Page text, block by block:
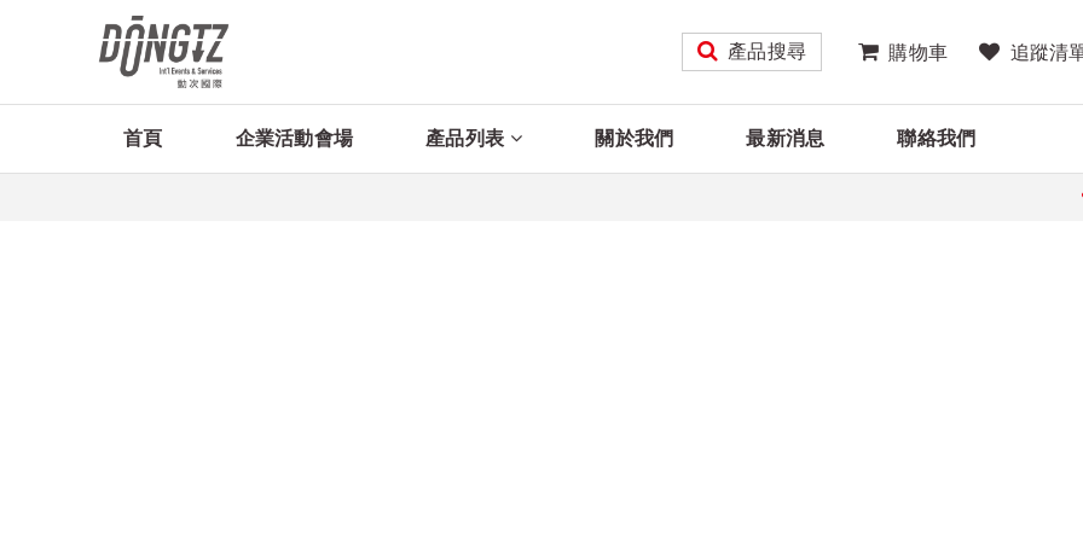
產品搜尋 購物車 追蹤清
首頁 企業活動會場 產品列表 關於我們 最新消息 聯絡我們